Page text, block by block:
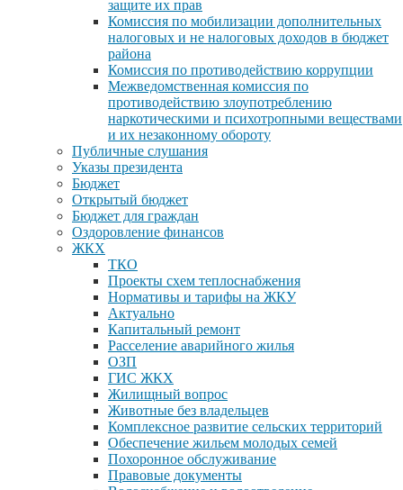
защите их прав
Комиссия по мобилизации дополнительных
налоговых и не налоговых доходов в бюджет
района
Комиссия по противодействию коррупции
Межведомственная комиссия по
противодействию злоупотреблению
наркотическими и психотропными веществами
и их незаконному обороту
Публичные слушания
Указы президента
Бюджет
Открытый бюджет
Бюджет для граждан
Оздоровление финансов
ЖКХ
ТКО
Проекты схем теплоснабжения
Нормативы и тарифы на ЖКУ
Актуально
Капитальный ремонт
Расселение аварийного жилья
ОЗП
ГИС ЖКХ
Жилищный вопрос
Животные без владельцев
Комплексное развитие сельских территорий
Обеспечение жильем молодых семей
Похоронное обслуживание
Правовые документы